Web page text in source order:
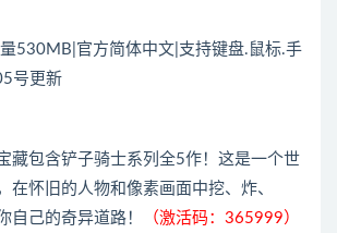
530MB|官方简体中文|支持键盘.鼠标.手
号更新
藏包含铲子骑士系列全5作！这是一个世
在怀旧的人物和像素画面中挖、炸、
自己的奇异道路！
（激活码：365999）